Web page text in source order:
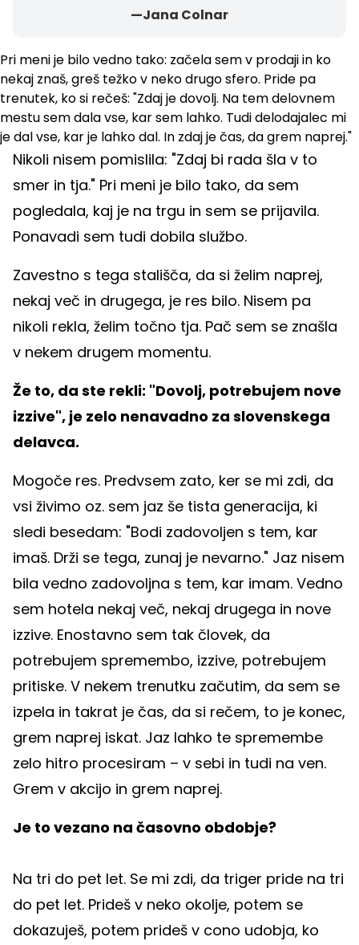
—Jana Colnar
Pri meni je bilo vedno tako: začela sem v prodaji in ko
nekaj znaš, greš težko v neko drugo sfero. Pride pa
trenutek, ko si rečeš: "Zdaj je dovolj. Na tem delovnem
mestu sem dala vse, kar sem lahko. Tudi delodajalec mi
je dal vse, kar je lahko dal. In zdaj je čas, da grem naprej."
Nikoli nisem pomislila: "Zdaj bi rada šla v to
smer in tja." Pri meni je bilo tako, da sem
pogledala, kaj je na trgu in sem se prijavila.
Ponavadi sem tudi dobila službo.
Zavestno s tega stališča, da si želim naprej,
nekaj več in drugega, je res bilo. Nisem pa
nikoli rekla, želim točno tja. Pač sem se znašla
v nekem drugem momentu.
Že to, da ste rekli: "Dovolj, potrebujem nove
izzive", je zelo nenavadno za slovenskega
delavca.
Mogoče res. Predvsem zato, ker se mi zdi, da
vsi živimo oz. sem jaz še tista generacija, ki
sledi besedam: "Bodi zadovoljen s tem, kar
imaš. Drži se tega, zunaj je nevarno." Jaz nisem
bila vedno zadovoljna s tem, kar imam. Vedno
sem hotela nekaj več, nekaj drugega in nove
izzive. Enostavno sem tak človek, da
potrebujem spremembo, izzive, potrebujem
pritiske. V nekem trenutku začutim, da sem se
izpela in takrat je čas, da si rečem, to je konec,
grem naprej iskat. Jaz lahko te spremembe
zelo hitro procesiram – v sebi in tudi na ven.
Grem v akcijo in grem naprej.
Je to vezano na časovno obdobje?
Na tri do pet let. Se mi zdi, da triger pride na tri
do pet let. Prideš v neko okolje, potem se
dokazuješ, potem prideš v cono udobja, ko